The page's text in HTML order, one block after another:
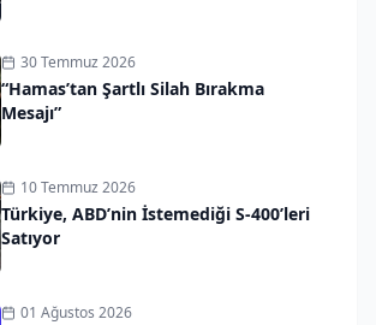
30 Temmuz 2026
“Hamas’tan Şartlı Silah Bırakma
Mesajı”
10 Temmuz 2026
Türkiye, ABD’nin İstemediği S-400’leri
Satıyor
01 Ağustos 2026